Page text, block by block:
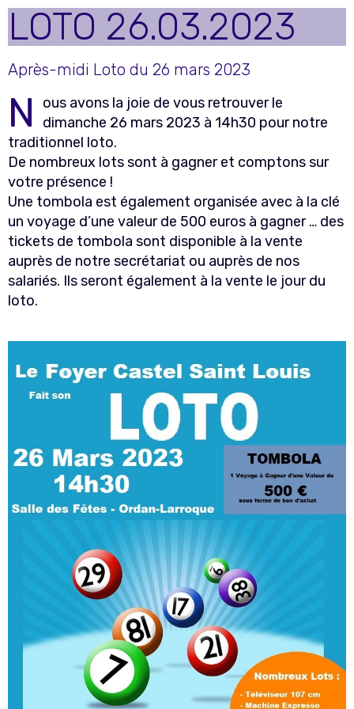
LOTO 26.03.2023
Après-midi Loto du 26 mars 2023
N
ous avons la joie de vous retrouver le
dimanche 26 mars 2023 à 14h30 pour notre
traditionnel loto.
De nombreux lots sont à gagner et comptons sur
votre présence !
Une tombola est également organisée avec à la clé
un voyage d’une valeur de 500 euros à gagner … des
tickets de tombola sont disponible à la vente
auprès de notre secrétariat ou auprès de nos
salariés. Ils seront également à la vente le jour du
loto.